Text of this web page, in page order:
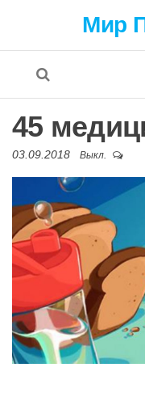
Мир
45
03.09.2018 Выкл.